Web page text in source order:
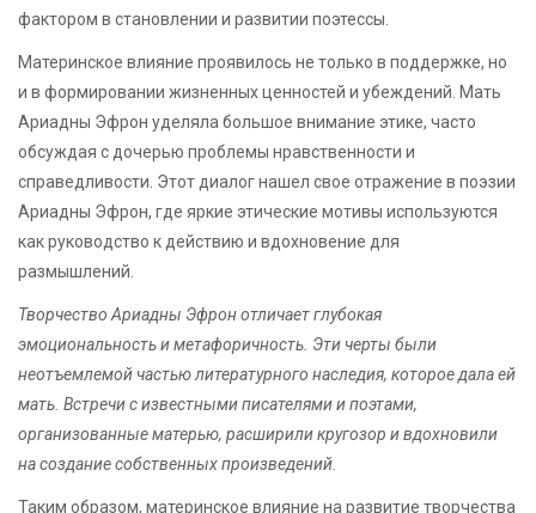
фактором в становлении и развитии поэтессы.
Материнское влияние проявилось не только в поддержке, но
и в формировании жизненных ценностей и убеждений. Мать
Ариадны Эфрон уделяла большое внимание этике, часто
обсуждая с дочерью проблемы нравственности и
справедливости. Этот диалог нашел свое отражение в поэзии
Ариадны Эфрон, где яркие этические мотивы используются
как руководство к действию и вдохновение для
размышлений.
Творчество Ариадны Эфрон отличает глубокая
эмоциональность и метафоричность. Эти черты были
неотъемлемой частью литературного наследия, которое дала ей
мать. Встречи с известными писателями и поэтами,
организованные матерью, расширили кругозор и вдохновили
на создание собственных произведений.
Таким образом, материнское влияние на развитие творчества